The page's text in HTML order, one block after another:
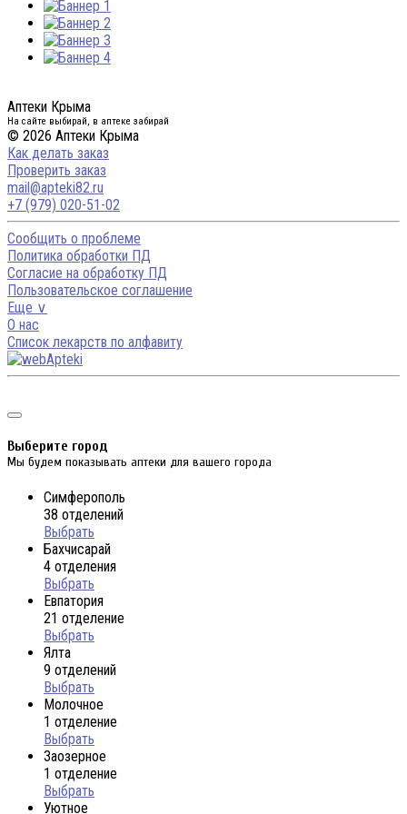
Аптеки Крыма
На сайте выбирай, в аптеке забирай
© 2026 Аптеки Крыма
Как делать заказ
Проверить заказ
mail@apteki82.ru
+7 (979) 020-51-02
Сообщить о проблеме
Политика обработки ПД
Согласие на обработку ПД
Пользовательское соглашение
Еще ∨
О нас
Список лекарств по алфавиту
Выберите город
Мы будем показывать аптеки для вашего города
Симферополь
38 отделений
Выбрать
Бахчисарай
4 отделения
Выбрать
Евпатория
21 отделение
Выбрать
Ялта
9 отделений
Выбрать
Молочное
1 отделение
Выбрать
Заозерное
1 отделение
Выбрать
Уютное